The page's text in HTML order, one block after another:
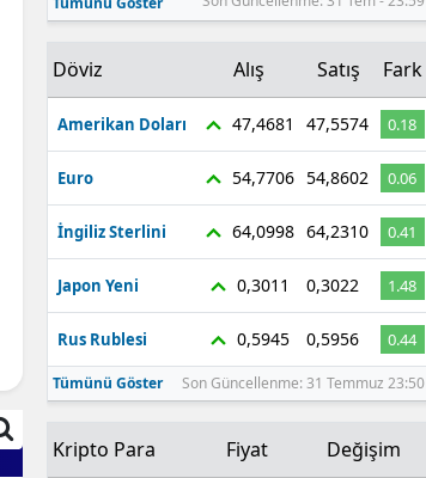
Döviz Alış Satış Fark
Amerikan Doları 47,4681 47,5574 0.18
Euro 54,7706 54,8602 0.06
İngiliz Sterlini 64,0998 64,2310 0.41
Japon Yeni 0,3011 0,3022 1.48
Rus Rublesi 0,5945 0,5956 0.44
Tümünü Göster Son Güncellenme: 31 Temmuz 23:50
Kripto Para Fiyat Değişim